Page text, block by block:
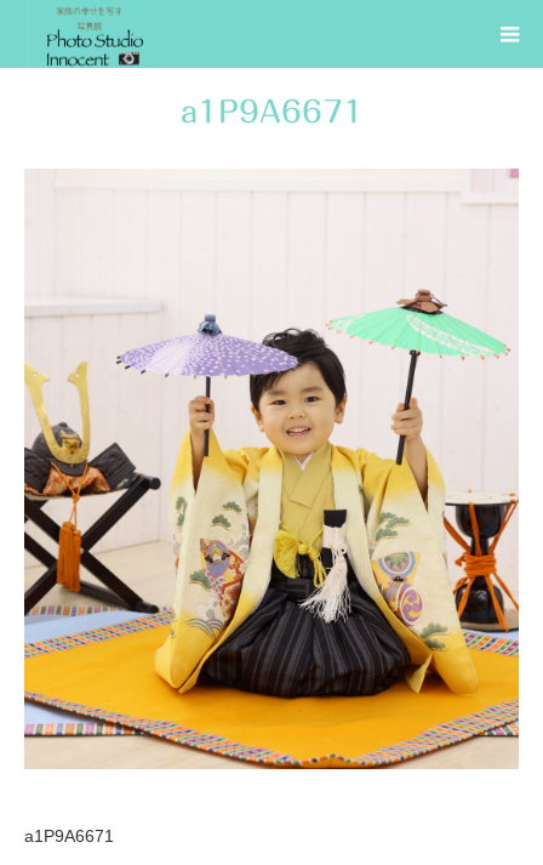
a1P9A6671
a1P9A6671